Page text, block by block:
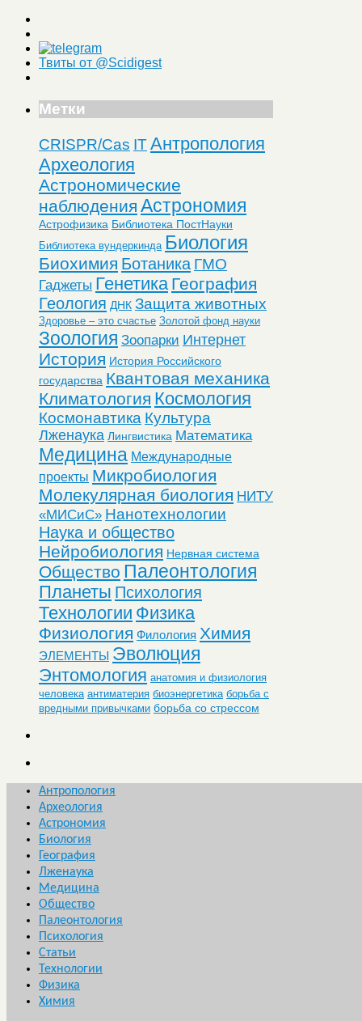
Твиты от @Scidigest
Метки
CRISPR/Cas ITАнтропология
Археология
Астрономические
наблюдения Астрономия
Астрофизика Библиотека ПостНауки
Библиотека вундеркинда Биология
Биохимия Ботаника ГМО
Гаджеты Генетика География
Геология ДНК Защита животных
Здоровье – это счастье Золотой фонд науки
Зоология Зоопарки Интернет
История История Российского
государства Квантовая механика
Климатология Космология
Космонавтика Культура
Лженаука Лингвистика Математика
Медицина Международные
проекты Микробиология
Молекулярная биология НИТУ
«МИСиС» Нанотехнологии
Наука и общество
Нейробиология Нервная система
Общество Палеонтология
Планеты Психология
Технологии Физика
Физиология Филология Химия
ЭЛЕМЕНТЫ Эволюция
Энтомология анатомия и физиология
человека антиматерия биоэнергетика борьба с
вредными привычками борьба со стрессом
Антропология
Археология
Астрономия
Биология
География
Лженаука
Медицина
Общество
Палеонтология
Психология
Статьи
Технологии
Физика
Химия